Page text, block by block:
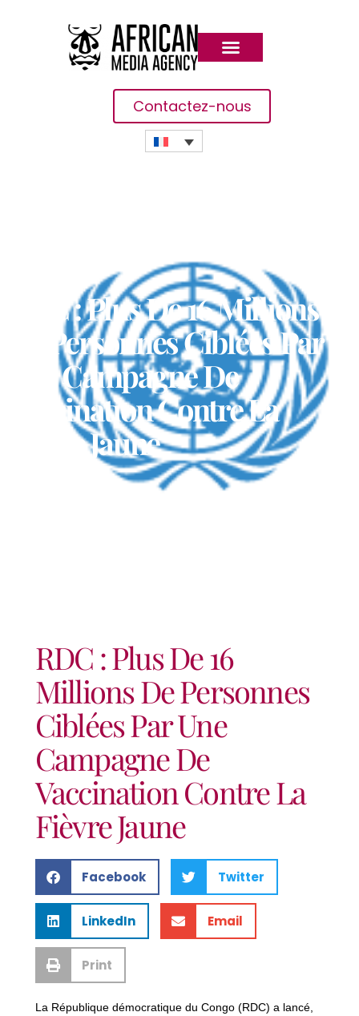
Contactez-nous
RDC : Plus De 16 Millions
De Personnes Ciblées Par
Une Campagne De
Vaccination Contre La
Fièvre Jaune
RDC : Plus De 16
Millions De Personnes
Ciblées Par Une
Campagne De
Vaccination Contre La
Fièvre Jaune
Facebook Twitter
LinkedIn Email
Print
La République démocratique du Congo (RDC) a lancé,